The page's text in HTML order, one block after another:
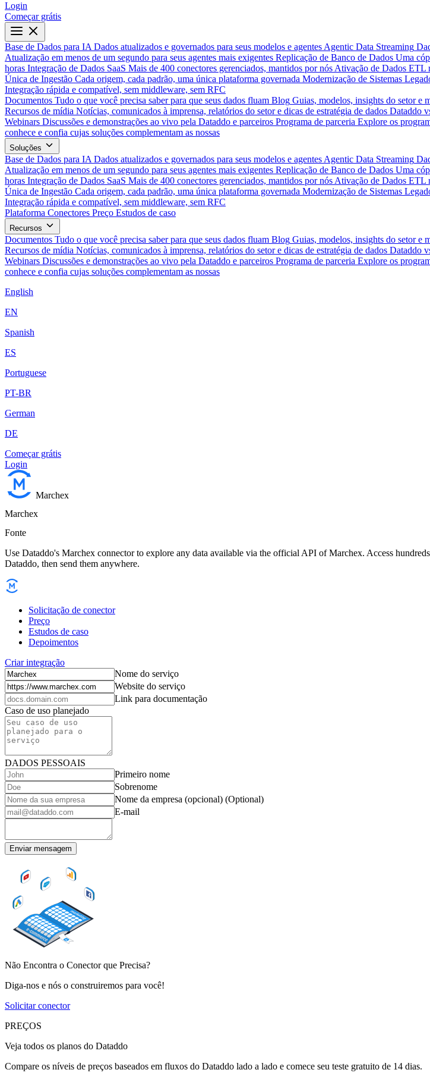
Login
Começar grátis
Base de Dados para IA Dados atualizados e governados para seus modelos e agentes Agentic Data Streaming
Atualização em menos de um segundo para seus agentes mais exigentes Replicação de Banco de Dados Uma
horas Integração de Dados SaaS Mais de 400 conectores gerenciados, mantidos por nós Ativação de Dados ETL
Única de Ingestão Cada origem, cada padrão, uma única plataforma governada Modernização de Sistemas
Integração rápida e compatível, sem middleware, sem RFC
Documentos Tudo o que você precisa saber para que seus dados fluam Blog Guias, modelos, insights do setor e
Recursos de mídia Notícias, comunicados à imprensa, relatórios do setor e dicas de estratégia de dados Dataddo
Webinars Discussões e demonstrações ao vivo pela Dataddo e parceiros Programa de parceria Explore os
conhece e confia cujas soluções complementam as nossas
Soluções
Base de Dados para IA Dados atualizados e governados para seus modelos e agentes Agentic Data Streaming
Atualização em menos de um segundo para seus agentes mais exigentes Replicação de Banco de Dados Uma
horas Integração de Dados SaaS Mais de 400 conectores gerenciados, mantidos por nós Ativação de Dados ETL
Única de Ingestão Cada origem, cada padrão, uma única plataforma governada Modernização de Sistemas
Integração rápida e compatível, sem middleware, sem RFC
Plataforma Conectores Preço Estudos de caso
Recursos
Documentos Tudo o que você precisa saber para que seus dados fluam Blog Guias, modelos, insights do setor e
Recursos de mídia Notícias, comunicados à imprensa, relatórios do setor e dicas de estratégia de dados Dataddo
Webinars Discussões e demonstrações ao vivo pela Dataddo e parceiros Programa de parceria Explore os
conhece e confia cujas soluções complementam as nossas
English
EN
Spanish
ES
Portuguese
PT-BR
German
DE
Começar grátis
Login
Marchex
Marchex
Fonte
Use Dataddo's Marchex connector to explore any data available via the official API of Marchex. Access
Dataddo, then send them anywhere.
Solicitação de conector
Preço
Estudos de caso
Depoimentos
Criar integração
Nome do serviço
Website do serviço
Link para documentação
Caso de uso planejado
DADOS PESSOAIS
Primeiro nome
Sobrenome
Nome da empresa (opcional) (Optional)
E-mail
Enviar mensagem
Não Encontra o Conector que Precisa?
Diga-nos e nós o construiremos para você!
Solicitar conector
PREÇOS
Veja todos os planos do Dataddo
Compare os níveis de preços baseados em fluxos do Dataddo lado a lado e comece seu teste gratuito de 14 dias.